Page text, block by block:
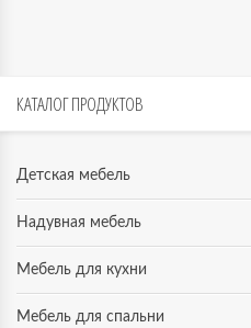
КАТАЛОГПРОДУКТОВ
Детская мебель
Надувная мебель
Мебель для кухни
Мебель для спальни